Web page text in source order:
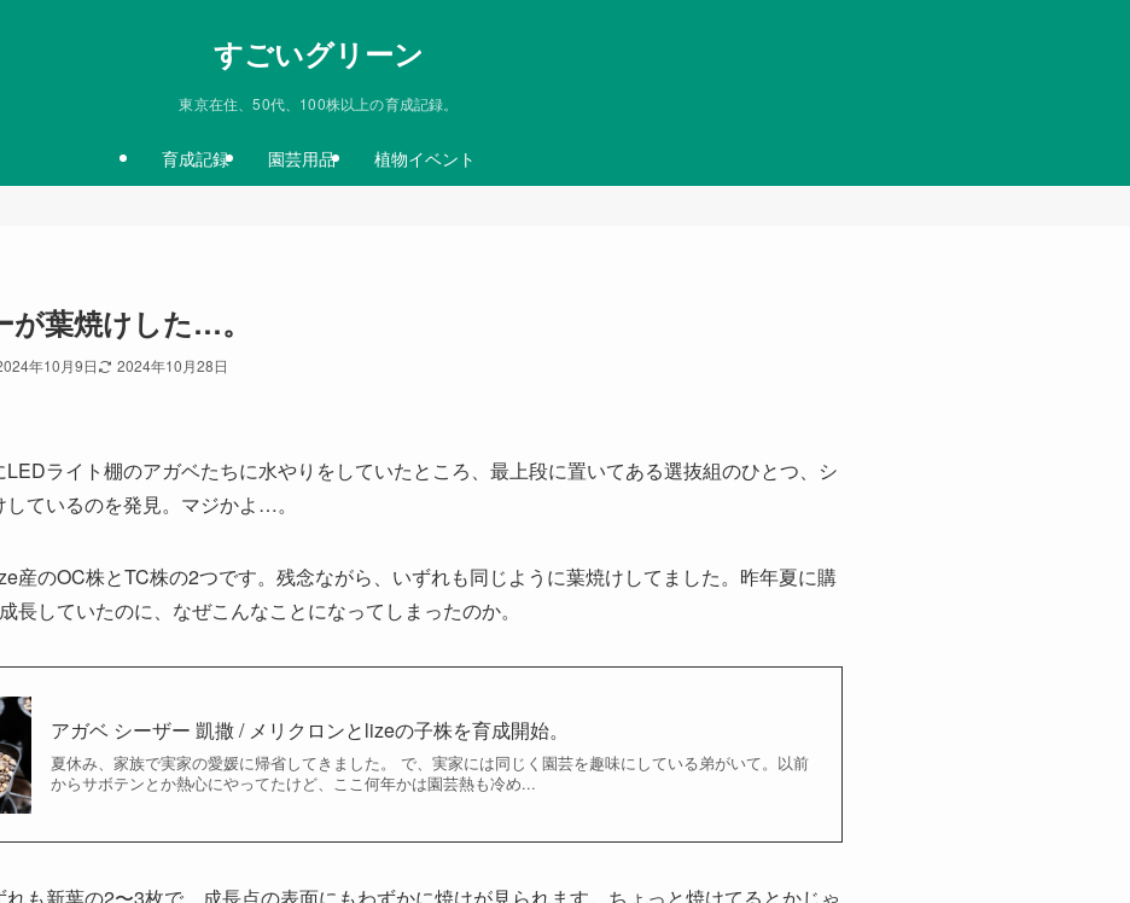
すごいグリーン
東京在住、50代、100株以上の育成記録。
育成記録 園芸用品 植物イベント
葉焼けした…。
年10月9日 2024年10月28日
ライト棚のアガベたちに水やりをしていたところ、最上段に置いてある選抜組のひとつ、シ
ているのを発見。マジかよ…。
産のOC株とTC株の2つです。残念ながら、いずれも同じように葉焼けしてました。昨年夏に購
長していたのに、なぜこんなことになってしまったのか。
アガベ シーザー 凱撒 / メリクロンとlizeの子株を育成開始。
夏休み、家族で実家の愛媛に帰省してきました。 で、実家には同じく園芸を趣味にしている弟がいて。以前
からサボテンとか熱心にやってたけど、ここ何年かは園芸熱も冷め...
も新葉の2〜3枚で、成長点の表面にもわずかに焼けが見られます。ちょっと焼けてるとかじゃ